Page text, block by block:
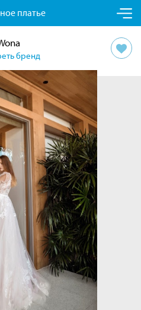
платье
бренд